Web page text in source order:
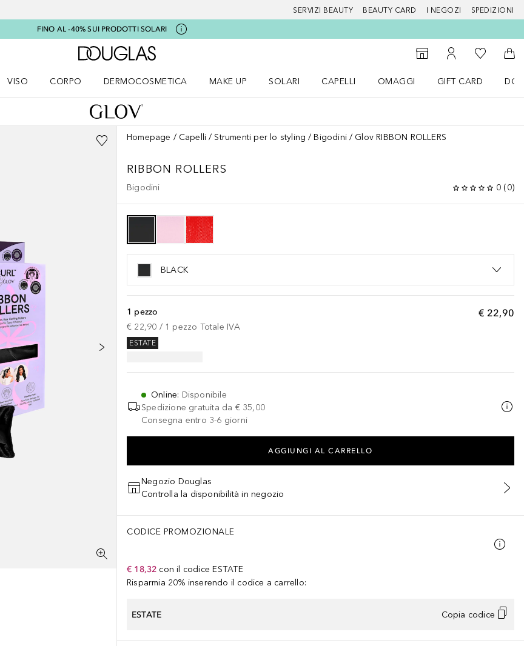
SERVIZI BEAUTY BEAUTY CARD I NEGOZI SPEDIZIONI
FINO AL -40% SUI PRODOTTI SOLARI
A Douglas Home
StorefinderAl Mio Account
Alla Mia
Al
VISO
CORPO
DERMOCOSMETICA
MAKE UP
SOLARI
CAPELLI
OMAGGI
GIFT CARD
Homepage Capelli Strumenti per lo styling Bigodini Glov RIBBON ROLLERS
RIBBON ROLLERS
Bigodini 0 (0)
BLACK
€ 22,90
1 pezzo
€ 22,90 / 1 pezzo Totale IVA
ESTATE
Online: Disponibile
Spedizione gratuita da € 35,00
Consegna entro 3-6 giorni
AGGIUNGI AL CARRELLO
Negozio Douglas
Controlla la disponibilità in negozio
CODICE PROMOZIONALE
€ 18,32 con il codice ESTATE
Risparmia 20% inserendo il codice a carrello:
ESTATE Copia codice